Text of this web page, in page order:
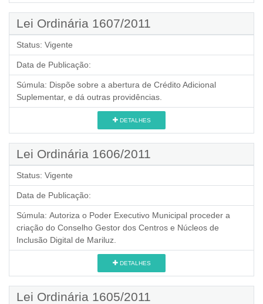
Lei Ordinária 1607/2011
Status: Vigente
Data de Publicação:
Súmula: Dispõe sobre a abertura de Crédito Adicional
Suplementar, e dá outras providências.
DETALHES
Lei Ordinária 1606/2011
Status: Vigente
Data de Publicação:
Súmula: Autoriza o Poder Executivo Municipal proceder a
criação do Conselho Gestor dos Centros e Núcleos de
Inclusão Digital de Mariluz.
DETALHES
Lei Ordinária 1605/2011